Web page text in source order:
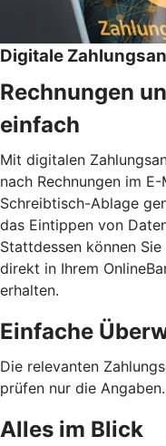
Digitale
Rechnungen
einfach
Mit digitalen
nach Rechnungen im
Schreibtisch-Ablage
das Eintippen von
Stattdessen können
direkt in Ihrem
erhalten.
Einfache
Die relevanten
prüfen nur die Angaben.
Alles im Blick